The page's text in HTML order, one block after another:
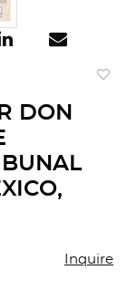
DON
Inquire